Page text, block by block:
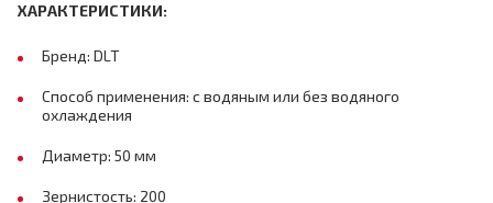
ХАРАКТЕРИСТИКИ:
Бренд: DLT
Способ применения: с водяным или без водяного
охлаждения
Диаметр: 50 мм
Зернистость: 200